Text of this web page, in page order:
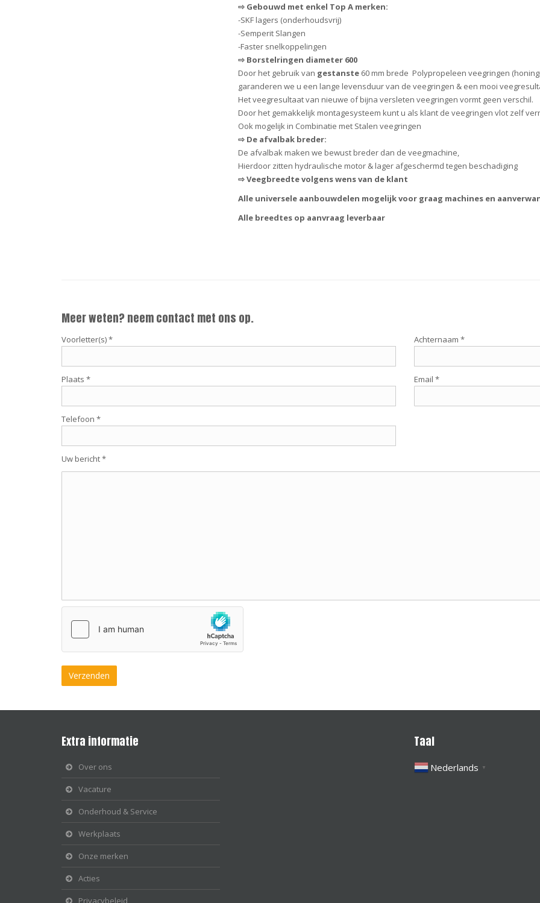
⇨Gebouwd met enkel Top A merken:
-SKF lagers (onderhoudsvrij)
-Semperit Slangen
-Faster snelkoppelingen
⇨Borstelringen diameter 600
Door het gebruik van gestanste60 mm brede Polypropeleen veegringen
garanderen we u een lange levensduur van de veegringen & een mooi
Het veegresultaat van nieuwe of bijna versleten veegringen vormt geen verschil.
Door het gemakkelijk montagesysteem kunt u als klant de veegringen vlot zelf
Ook mogelijk in Combinatie met Stalen veegringen
⇨De afvalbak breder:
De afvalbak maken we bewust breder dan de veegmachine,
Hierdoor zitten hydraulische motor & lager afgeschermd tegen beschadiging
⇨Veegbreedte volgens wens van de klant
Alle universele aanbouwdelen mogelijk voor graag machines en
Alle breedtes op aanvraag leverbaar
Meer weten? neem contact met ons op.
Voorletter(s) * Achternaam *
Plaats * Email *
Telefoon *
Uw bericht *
Extra informatie
Over ons
Vacature
Onderhoud & Service
Werkplaats
Onze merken
Acties
Privacybeleid
Taal
Nederlands ▼